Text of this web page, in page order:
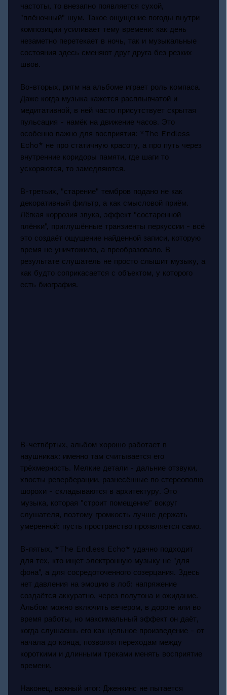
частоты, то внезапно появляется сухой,
"плёночный" шум. Такое ощущение погоды внутри
композиции усиливает тему времени: как день
незаметно перетекает в ночь, так и музыкальные
состояния здесь сменяют друг друга без резких
швов.
Во-вторых, ритм на альбоме играет роль компаса.
Даже когда музыка кажется расплывчатой и
медитативной, в ней часто присутствует скрытая
пульсация - намёк на движение часов. Это
особенно важно для восприятия: *The Endless
Echo* не про статичную красоту, а про путь через
внутренние коридоры памяти, где шаги то
ускоряются, то замедляются.
В-третьих, "старение" тембров подано не как
декоративный фильтр, а как смысловой приём.
Лёгкая коррозия звука, эффект "состаренной
плёнки", приглушённые транзиенты перкуссии - всё
это создаёт ощущение найденной записи, которую
время не уничтожило, а преобразовало. В
результате слушатель не просто слышит музыку, а
как будто соприкасается с объектом, у которого
есть биография.
В-четвёртых, альбом хорошо работает в
наушниках: именно там считывается его
трёхмерность. Мелкие детали - дальние отзвуки,
хвосты реверберации, разнесённые по стереополю
шорохи - складываются в архитектуру. Это
музыка, которая "строит помещение" вокруг
слушателя, поэтому громкость лучше держать
умеренной: пусть пространство проявляется само.
В-пятых, *The Endless Echo* удачно подходит
для тех, кто ищет электронную музыку не "для
фона", а для сосредоточенного созерцания. Здесь
нет давления на эмоцию в лоб: напряжение
создаётся аккуратно, через полутона и ожидание.
Альбом можно включить вечером, в дороге или во
время работы, но максимальный эффект он даёт,
когда слушаешь его как цельное произведение - от
начала до конца, позволяя переходам между
короткими и длинными треками менять восприятие
времени.
Наконец, важный итог: Дженкинс не пытается